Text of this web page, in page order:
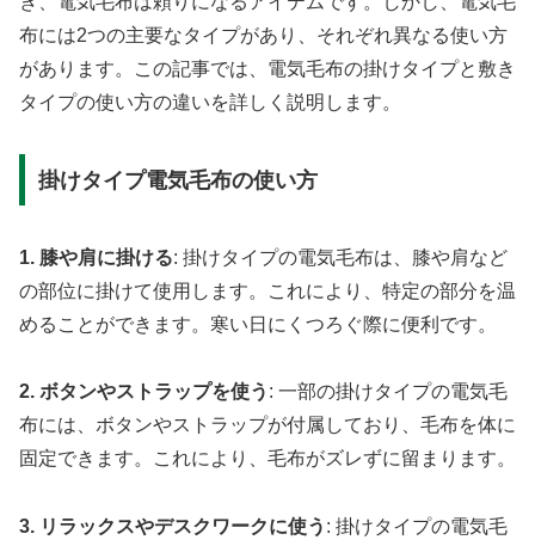
布には2つの主要なタイプがあり、それぞれ異なる使い方
があります。この記事では、電気毛布の掛けタイプと敷き
タイプの使い方の違いを詳しく説明します。
掛けタイプ電気毛布の使い方
1. 膝や肩に掛ける: 掛けタイプの電気毛布は、膝や肩など
の部位に掛けて使用します。これにより、特定の部分を温
めることができます。寒い日にくつろぐ際に便利です。
2. ボタンやストラップを使う : 一部の掛けタイプの電気毛
布には、ボタンやストラップが付属しており、毛布を体に
固定できます。これにより、毛布がズレずに留まります。
3. リラックスやデスクワークに使う : 掛けタイプの電気毛